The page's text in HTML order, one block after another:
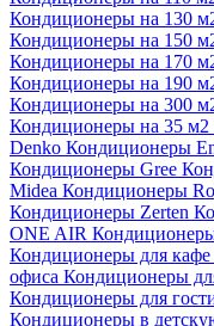
Кондиционеры на 130
Кондиционеры на 150
Кондиционеры на 170
Кондиционеры на 190
Кондиционеры на 300
Кондиционеры на 35 м2
Denko Кондиционеры
Кондиционеры Gree
Midea Кондиционеры
Кондиционеры Zerten
ONE AIR
Кондиционеры для кафе
офиса Кондиционеры
Кондиционеры для
Кондиционеры в